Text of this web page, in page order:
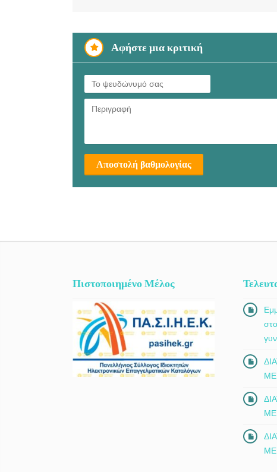
Αφήστε μια κριτική
Αποστολή βαθμολογίας
Πιστοποιημένο Μέλος